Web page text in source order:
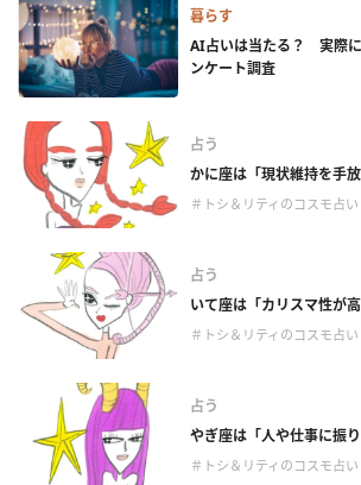
暮らす
AI占いは当たる？ 実際
ンケート調査
占う
かに座は「現状維持を手
＃トシ＆リティのコスモ占い
占う
いて座は「カリスマ性が高
＃トシ＆リティのコスモ占い
占う
やぎ座は「人や仕事に振り
＃トシ＆リティのコスモ占い